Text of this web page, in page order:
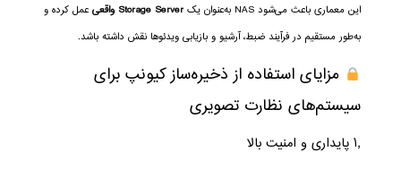
این معماری باعث می‌شود NAS به‌عنوان یک Storage Server واقعی
عمل کرده و
به‌طور مستقیم در فرآیند ضبط، آرشیو و بازیابی ویدئوها نقش داشته باشد.
مزایای استفاده از ذخیره‌ساز کیونپ برای
سیستم‌های نظارت تصویری
۱٫ پایداری و امنیت بالا